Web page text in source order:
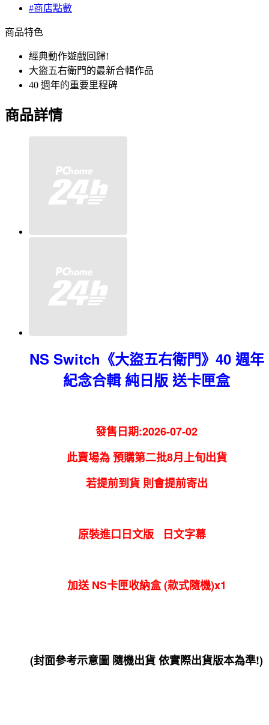
#商店點數
商品特色
經典動作遊戲回歸!
大盜五右衛門的最新合輯作品
40 週年的重要里程碑
商品詳情
NS Switch《大盜五右衛門》40 週年
紀念合輯 純日版 送卡匣盒
發售日期:2026-07-02
此賣場為 預購第二批8月上旬出貨
若提前到貨 則會提前寄出
原裝進口日文版 日文字幕
加送 NS卡匣收納盒 (款式隨機)x1
(封面參考示意圖 隨機出貨 依實際出貨版本為準!)